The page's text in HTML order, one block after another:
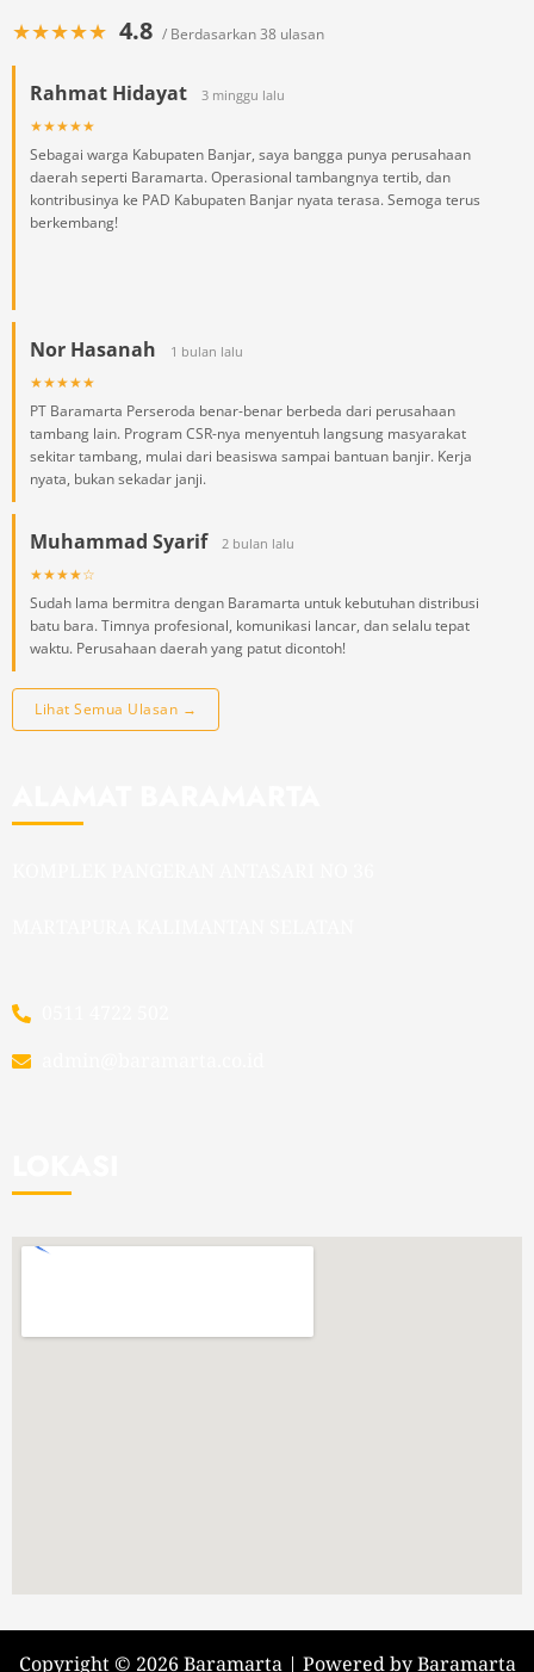
★★★★★ 4.8 / Berdasarkan 38 ulasan
Rahmat Hidayat 3 minggu lalu
★★★★★
Sebagai warga Kabupaten Banjar, saya bangga punya perusahaan
daerah seperti Baramarta. Operasional tambangnya tertib, dan
kontribusinya ke PAD Kabupaten Banjar nyata terasa. Semoga terus
berkembang!
Nor Hasanah 1 bulan lalu
★★★★★
PT Baramarta Perseroda benar-benar berbeda dari perusahaan
tambang lain. Program CSR-nya menyentuh langsung masyarakat
sekitar tambang, mulai dari beasiswa sampai bantuan banjir. Kerja
nyata, bukan sekadar janji.
Muhammad Syarif 2 bulan lalu
★★★★☆
Sudah lama bermitra dengan Baramarta untuk kebutuhan distribusi
batu bara. Timnya profesional, komunikasi lancar, dan selalu tepat
waktu. Perusahaan daerah yang patut dicontoh!
Lihat Semua Ulasan →
Copyright © 2026 Baramarta | Powered by Baramarta